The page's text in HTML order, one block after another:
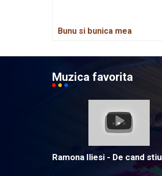
Bunu si bunica mea
Muzica favorita
Ramona Iliesi - De cand stiu